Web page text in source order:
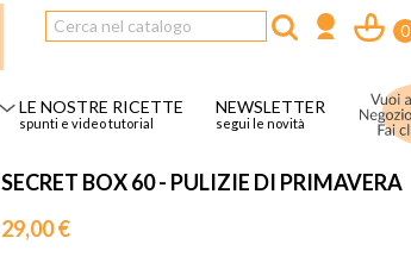
0
LE NOSTRE RICETTE
spunti e video tutorial
NEWSLETTER
segui le novità
SECRET BOX 60 - PULIZIE DI PRIMAVERA
29,00 €